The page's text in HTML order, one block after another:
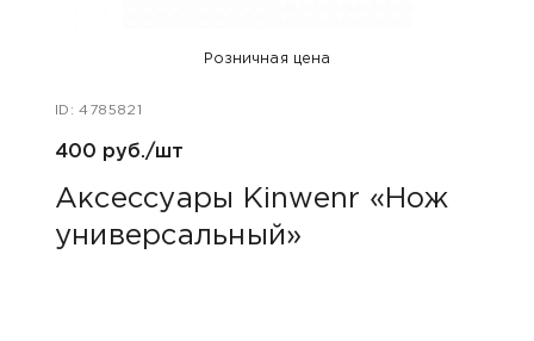
Розничная цена
ID: 4785821
400 руб./шт
Аксессуары Kinwenr «Нож
универсальный»